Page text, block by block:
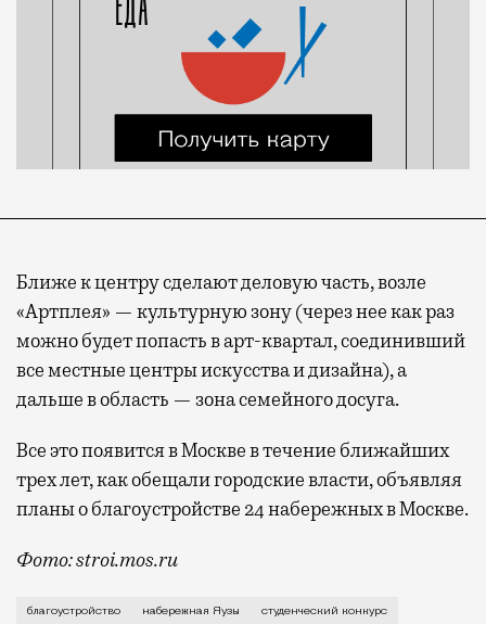
Ближе к центру сделают деловую часть, возле
«Артплея» — культурную зону (через нее как раз
можно будет попасть в арт-квартал, соединивший
все местные центры искусства и дизайна), а
дальше в область — зона семейного досуга.
Все это появится в Москве в течение ближайших
трех лет, как обещали городские власти, объявляя
планы о благоустройстве 24 набережных в Москве.
Фото: stroi.mos.ru
Конкурс, устроенный для студентов московскими
благоустройство набережная Яузы студенческий конкурс